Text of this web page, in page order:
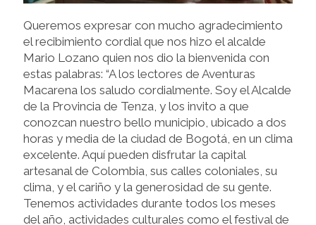
Queremos expresar con mucho agradecimiento
el recibimiento cordial que nos hizo el alcalde
Mario Lozano quien nos dio la bienvenida con
estas palabras: “A los lectores de Aventuras
Macarena los saludo cordialmente. Soy el Alcalde
de la Provincia de Tenza, y los invito a que
conozcan nuestro bello municipio, ubicado a dos
horas y media de la ciudad de Bogotá, en un clima
excelente. Aquí pueden disfrutar la capital
artesanal de Colombia, sus calles coloniales, su
clima, y el cariño y la generosidad de su gente.
Tenemos actividades durante todos los meses
del año, actividades culturales como el festival de